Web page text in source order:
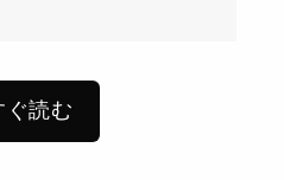
ぐ読む